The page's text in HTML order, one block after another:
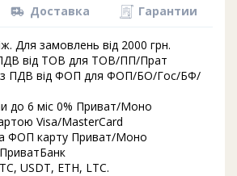
Доставка Гарантии
Для замовлень від 2000 грн.
ПДВ від ТОВ для ТОВ/ПП/Прат
ПДВ від ФОП для ФОП/БО/Гос/БФ/
до 6 міс 0% Приват/Моно
Visa/MasterCard
ФОП карту Приват/Моно
USDT, ETH, LTC.